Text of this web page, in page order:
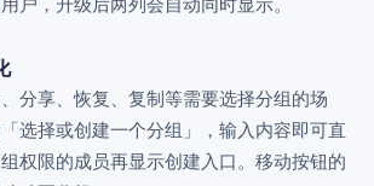
户，升级后两列会自动同时显示。
分享、恢复、复制等需要选择分组的场
选择或创建一个分组」，输入内容即可直
权限的成员再显示创建入口。移动按钮的